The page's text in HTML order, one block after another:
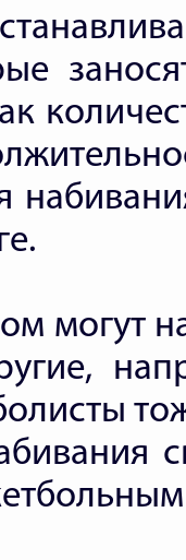
могут